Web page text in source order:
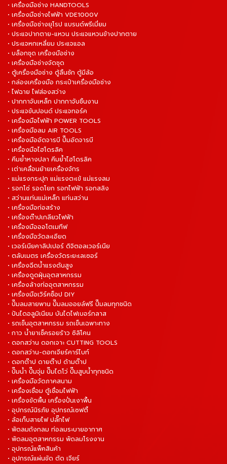
• เครื่องมือช่าง HANDTOOLS
• เครื่องมือช่างไฟฟ้า VDE1000V
• เครื่องมือช่างยุโรป แบรนด์พรีเมี่ยม
• ประแจปากตาย-แหวน ประแจแหวนข้างปากตาย
• ประแจหกเหลี่ยม ประแจแอล
• บล็อกชุด เครื่องมือช่าง
• เครื่องมือช่างจัดชุด
• ตู้เครื่องมือช่าง ตู้ลิ้นชัก ตู้มีล้อ
• กล่องเครื่องมือ กระเป๋าเครื่องมือช่าง
• ไฟฉาย ไฟส่องสว่าง
• ปากกาจับเหล็ก ปากกาจับชิ้นงาน
• ประแจขันปอนด์ ประแจทอร์ค
• เครื่องมือไฟฟ้า POWER TOOLS
• เครื่องมือลม AIR TOOLS
• เครื่องมืออัดจารบี ปั๊มอัดจารบี
• เครื่องมือไฮโดรลิค
• คีมย้ำหางปลา คีมย้ำไฮโดรลิค
• เต่าเคลื่อนย้ายเครื่องจักร
• แม่แรงกระปุก แม่แรงตะเข้ แม่แรงลม
• รอกโซ่ รอดโยก รอกไฟฟ้า รอกสลิง
• สว่านแท่นแม่เหล็ก แท่นสว่าน
• เครื่องมือก่อสร้าง
• เครื่องต๊าปเกลียวไฟฟ้า
• เครื่องมือออโตเมทีฟ
• เครื่องมือวัดละเอียด
• เวอร์เนียคาลิปเปอร์ ดิจิตอลเวอร์เนีย
• ตลับเมตร เครื่องวัดระยะเลเซอร์
• เครื่องฉีดน้ำแรงดันสูง
• เครื่องดูดฝุ่นอุตสาหกรรม
• เครื่องล้างท่ออุตสาหกรรม
• เครื่องมือเวิร์คช็อป DIY
• ปั๊มลมสายพาน ปั๊มลมออยล์ฟรี ปั๊มลมทุกชนิด
• ปันไดอลูมิเนียม บันไดไฟเบอร์กลาส
• รถเข็นอุตสาหกรรม รถเข็นเฉพาะทาง
• กาว น้ำยาเช็ครอยร้าว ซิลิโคน
• ดอกสว่าน ดอกเจาะ CUTTING TOOLS
• ดอกสว่าน-ดอกเจียร์คาร์ไบท์
• ดอกต๊าป ดายต๊าป ด้ามต๊าป
• ปั๊มน้ำ ปั๊มจุ่ม ปั๊มไดโว่ ปั๊มสูบน้ำทุกชนิด
• เครื่องมือวัดภาคสนาม
• เครื่องเชื่อม ตู้เชื่อมไฟฟ้า
• เครื่องขัดพื้น เครื่องปั่นเงาพื้น
• อุปกรณ์นิรภัย อุปกรณ์เซฟตี้
• ล้อเก็บสายไฟ ปลั๊กไฟ
• พัดลมถังกลม ท่อลมระบายอากาศ
• พัดลมอุตสาหกรรม พัดลมโรงงาน
• อุปกรณ์แพ็คสินค้า
• อุปกรณ์แผ่นขัด ตัด เจียร์